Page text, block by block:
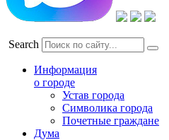
Search
Информация
о городе
Устав города
Символика города
Почетные граждане
Дума